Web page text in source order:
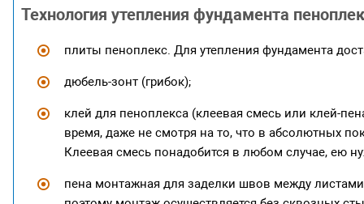
Технология утепления фундамента
плиты пеноплекс. Для утепления фундамента
дюбель-зонт (грибок);
клей для пеноплекса (клеевая смесь или клей-
время, даже не смотря на то, что в абсолютных
Клеевая смесь понадобится в любом случае, ею
пена монтажная для заделки швов между